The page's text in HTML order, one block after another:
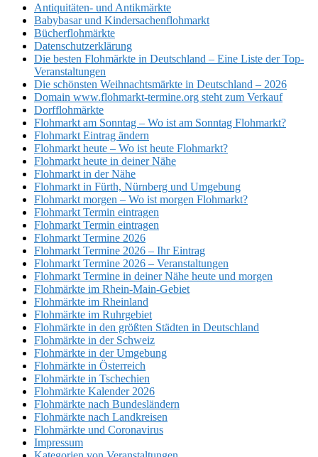
Antiquitäten- und Antikmärkte
Babybasar und Kindersachenflohmarkt
Bücherflohmärkte
Datenschutzerklärung
Die besten Flohmärkte in Deutschland – Eine Liste der Top-
Veranstaltungen
Die schönsten Weihnachtsmärkte in Deutschland – 2026
Domain www.flohmarkt-termine.org steht zum Verkauf
Dorfflohmärkte
Flohmarkt am Sonntag – Wo ist am Sonntag Flohmarkt?
Flohmarkt Eintrag ändern
Flohmarkt heute – Wo ist heute Flohmarkt?
Flohmarkt heute in deiner Nähe
Flohmarkt in der Nähe
Flohmarkt in Fürth, Nürnberg und Umgebung
Flohmarkt morgen – Wo ist morgen Flohmarkt?
Flohmarkt Termin eintragen
Flohmarkt Termin eintragen
Flohmarkt Termine 2026
Flohmarkt Termine 2026 – Ihr Eintrag
Flohmarkt Termine 2026 – Veranstaltungen
Flohmarkt Termine in deiner Nähe heute und morgen
Flohmärkte im Rhein-Main-Gebiet
Flohmärkte im Rheinland
Flohmärkte im Ruhrgebiet
Flohmärkte in den größten Städten in Deutschland
Flohmärkte in der Schweiz
Flohmärkte in der Umgebung
Flohmärkte in Österreich
Flohmärkte in Tschechien
Flohmärkte Kalender 2026
Flohmärkte nach Bundesländern
Flohmärkte nach Landkreisen
Flohmärkte und Coronavirus
Impressum